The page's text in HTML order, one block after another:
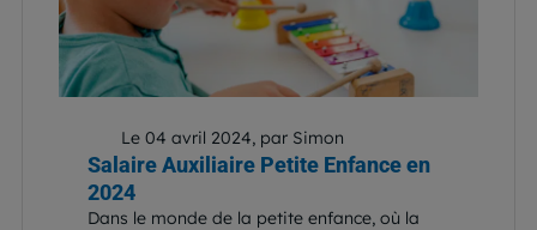
Le 04 avril 2024, par Simon
Salaire Auxiliaire Petite Enfance en
2024
Dans le monde de la petite enfance, où la